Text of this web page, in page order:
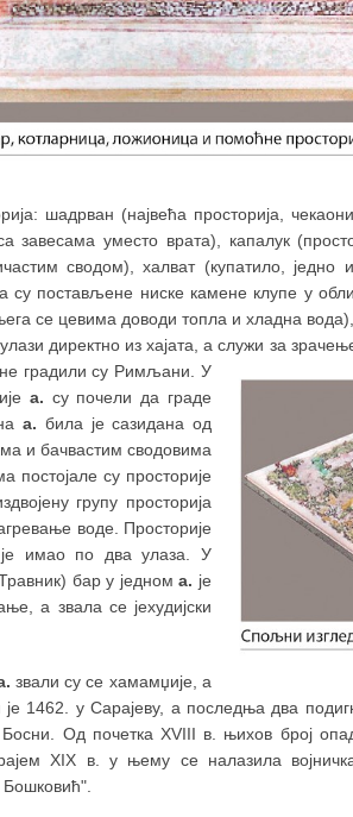
шадрван (највећа просторија,
завесама уместо врата), капалук
сводом), халват (купатило,
су постављене ниске камене клупе у
се цевима доводи топла и хладна
директно из хајата, а служи за
градили су Римљани. У
а. су почели да граде
а. била је сазидана од
и бачвастим сводовима
постојале су просторије
групу просторија
воде. Просторије
је имао по два улаза. У
бар у једнома. је
а звала се јехудијски
звали су се хамамџије, а
1462. у Сарајеву, а последња два
Од почетка XVIII в. њихов број
XIX в. у њему се налазила
Бошковић".